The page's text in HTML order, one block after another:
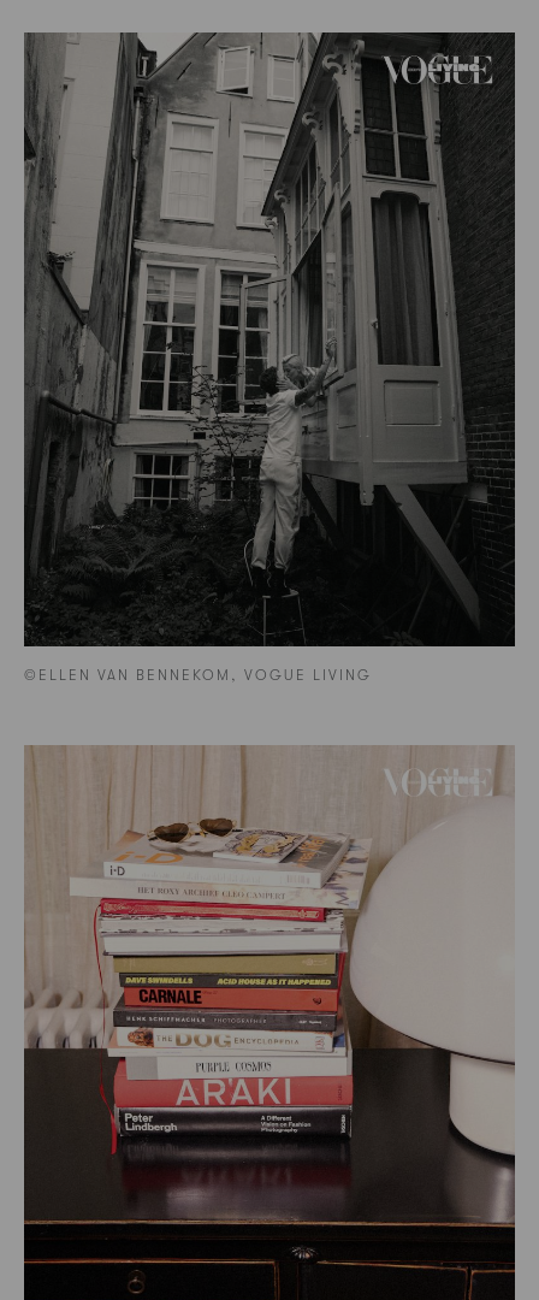
©ELLEN VAN BENNEKOM, VOGUE LIVING